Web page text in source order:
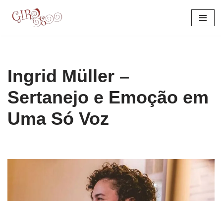
Ingrid Müller –
Sertanejo e Emoção em
Uma Só Voz